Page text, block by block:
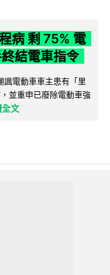
病 剩 75% 電
結電車指令
諷電動車車主患有「里
並重申已廢除電動車強
全文